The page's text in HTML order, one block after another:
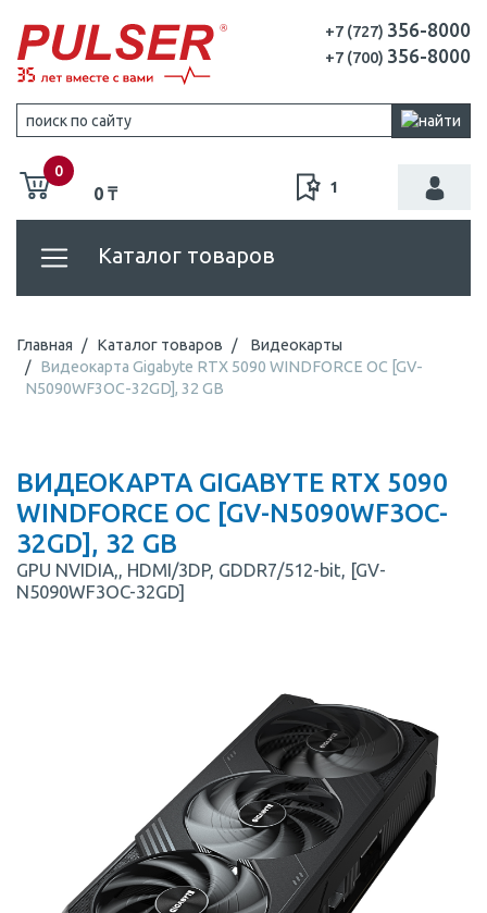
+7 (727) 356-8000
+7 (700) 356-8000
0
0 ₸ 1
Каталог товаров
Главная Каталог товаров
Видеокарты
Видеокарта Gigabyte RTX 5090 WINDFORCE OC [GV-
N5090WF3OC-32GD], 32 GB
ВИДЕОКАРТА GIGABYTE RTX 5090
WINDFORCE OC [GV-N5090WF3OC-
32GD], 32 GB
GPU NVIDIA,, HDMI/3DP, GDDR7/512-bit, [GV-
N5090WF3OC-32GD]